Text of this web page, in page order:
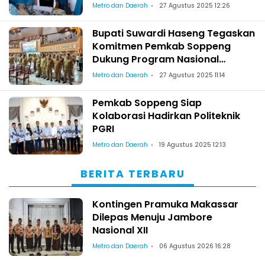
Metro dan Daerah 27 Agustus 2025 12:26
Bupati Suwardi Haseng Tegaskan
Komitmen Pemkab Soppeng
Dukung Program Nasional
Eliminasi TBC
Metro dan Daerah 27 Agustus 2025 11:14
Pemkab Soppeng Siap
Kolaborasi Hadirkan Politeknik
PGRI
Metro dan Daerah 19 Agustus 2025 12:13
BERITA TERBARU
Kontingen Pramuka Makassar
Dilepas Menuju Jambore
Nasional XII
Metro dan Daerah 06 Agustus 2026 16:28